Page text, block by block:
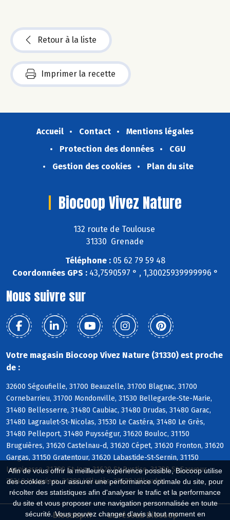
Afin de vous offrir la meilleure expérience possible, Biocoop utilise
des cookies : pour assurer une performance optimale du site, pour
récolter des statistiques afin d'analyser le trafic et la performance
du site et vous proposer une navigation personnalisée en toute
sécurité. Vous pouvez changer d'avis à tout moment en
Retour à la liste
Imprimer la recette
Accueil Contact
Mentions légales
Protection des données
CGU
Gestion des cookies
Plan du site
Biocoop Vivez Nature
132 route de Toulouse
31330 Grenade
Téléphone :05 62 79 59 48
Coordonnées GPS :43,7590597 ° , 1,30025939999996 °
Nous suivre sur
Votre magasin Biocoop Vivez Nature (31330) est proche
de :
32600 Ségoufielle, 31700 Beauzelle, 31700 Blagnac, 31700
Cornebarrieu, 31700 Mondonville, 31530 Bellegarde-Ste-Marie,
31480 Bellesserre, 31480 Caubiac, 31480 Drudas, 31480 Garac,
31480 Lagraulet-St-Nicolas, 31530 Le Castéra, 31480 Le Grès,
31480 Pelleport, 31480 Puysségur, 31620 Bouloc, 31150
Bruguières, 31620 Castelnau-d, 31620 Cépet, 31620 Fronton, 31620
Gargas, 31150 Gratentour, 31620 Labastide-St-Sernin, 31150
Lespinasse, 31790 St-Jory, 31620 St-Rustice, 31790 St-Sauveur,
31340 Vacquiers, 31380 Villariès, 31620 Villaudric
Biocoop.fr Le réseau Biocoop